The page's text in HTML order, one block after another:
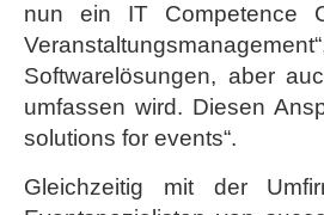
nun ein IT Competence
Softwarelösungen, aber
umfassen wird. Diesen
solutions for events“.
Gleichzeitig mit der